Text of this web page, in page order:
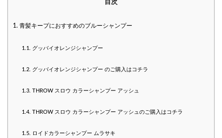
目次
1. 青髪キープにおすすめのブルーシャンプー
1.1. グッバイオレンジシャンプー
1.2. グッバイオレンジシャンプー のご購入はコチラ
1.3. THROW スロウ カラーシャンプー アッシュ
1.4. THROW スロウ カラーシャンプー アッシュのご購入はコチラ
1.5. ロイドカラーシャンプー ムラサキ